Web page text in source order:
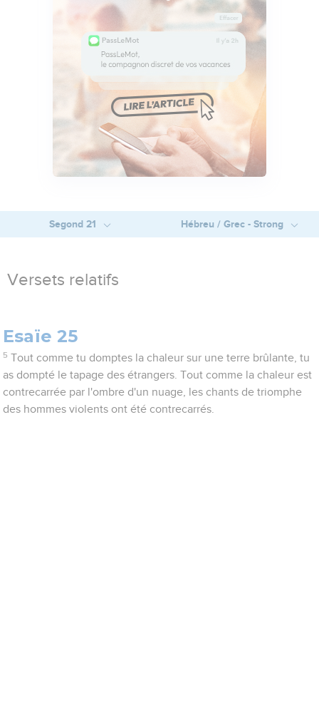
Segond 21 Hébreu / Grec - Strong
Versets relatifs
Esaïe 25
5 Tout comme tu domptes la chaleur sur une terre brûlante, tu
as dompté le tapage des étrangers. Tout comme la chaleur est
contrecarrée par l'ombre d'un nuage, les chants de triomphe
des hommes violents ont été contrecarrés.